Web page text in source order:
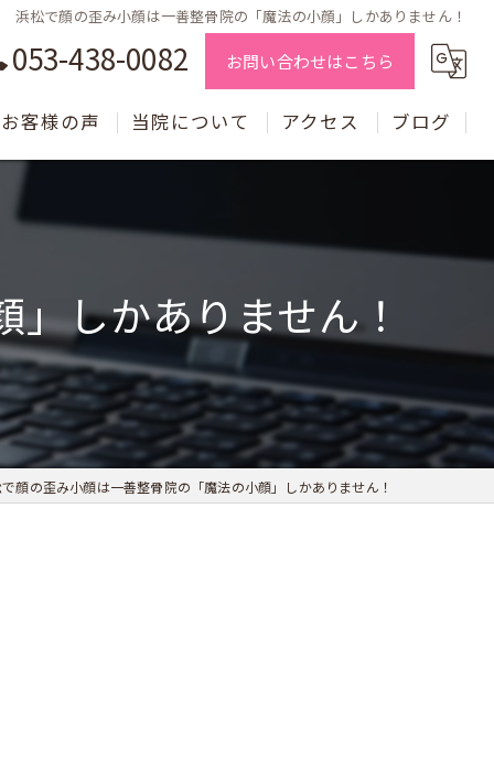
浜松で顔の歪み小顔は一善整骨院の「魔法の小顔」しかありません！
053-438-0082 お問い合わせはこちら
お客様の声 当院について
腰痛施術
小顔矯正
片頭痛
アクセス ブログ
しかありません！
顔の歪み小顔は一善整骨院の「魔法の小顔」しかありません！